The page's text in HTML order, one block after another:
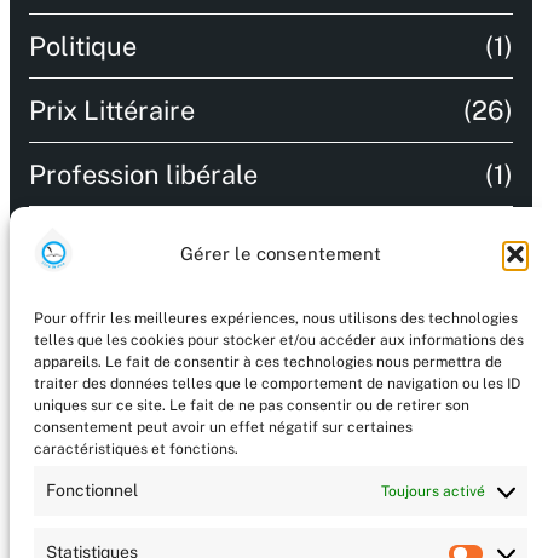
Gérer le consentement
Pour offrir les meilleures expériences, nous utilisons des technologies
telles que les cookies pour stocker et/ou accéder aux informations des
appareils. Le fait de consentir à ces technologies nous permettra de
traiter des données telles que le comportement de navigation ou les ID
uniques sur ce site. Le fait de ne pas consentir ou de retirer son
consentement peut avoir un effet négatif sur certaines
caractéristiques et fonctions.
Fonctionnel Toujours activé
Statistiques
Politique (1)
Prix Littéraire (26)
Profession libérale (1)
Recommandations (9)
Technologie (2)
Uncategorized
Vient de paraitre / A paraitre (8)